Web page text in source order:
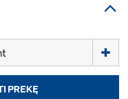
PREKĘ